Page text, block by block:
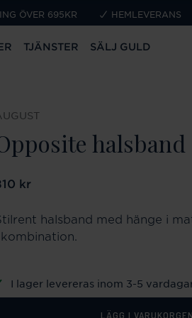
ÖVER 695KR HEMLEVERANS
TJÄNSTER SÄLJ GULD
halsband
:810 kr
kr
halsband med hänge i
I lager levereras inom 3-5
LÄGG I VARUKORGEN